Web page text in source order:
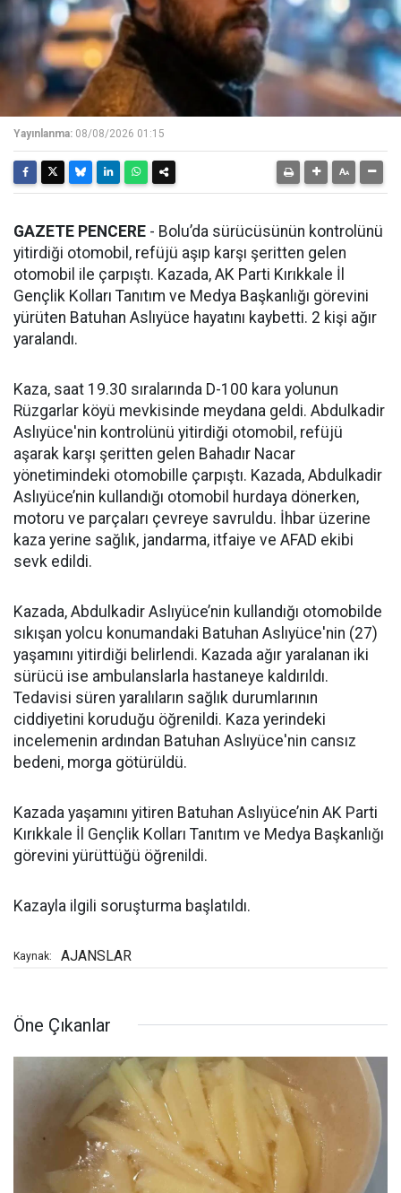
Yayınlanma: 08/08/2026 01:15
GAZETE PENCERE - Bolu’da sürücüsünün kontrolünü
yitirdiği otomobil, refüjü aşıp karşı şeritten gelen
otomobil ile çarpıştı. Kazada, AK Parti Kırıkkale İl
Gençlik Kolları Tanıtım ve Medya Başkanlığı görevini
yürüten Batuhan Aslıyüce hayatını kaybetti. 2 kişi ağır
yaralandı.
Kaza, saat 19.30 sıralarında D-100 kara yolunun
Rüzgarlar köyü mevkisinde meydana geldi. Abdulkadir
Aslıyüce'nin kontrolünü yitirdiği otomobil, refüjü
aşarak karşı şeritten gelen Bahadır Nacar
yönetimindeki otomobille çarpıştı. Kazada, Abdulkadir
Aslıyüce’nin kullandığı otomobil hurdaya dönerken,
motoru ve parçaları çevreye savruldu. İhbar üzerine
kaza yerine sağlık, jandarma, itfaiye ve AFAD ekibi
sevk edildi.
Kazada, Abdulkadir Aslıyüce’nin kullandığı otomobilde
sıkışan yolcu konumandaki Batuhan Aslıyüce'nin (27)
yaşamını yitirdiği belirlendi. Kazada ağır yaralanan iki
sürücü ise ambulanslarla hastaneye kaldırıldı.
Tedavisi süren yaralıların sağlık durumlarının
ciddiyetini koruduğu öğrenildi. Kaza yerindeki
incelemenin ardından Batuhan Aslıyüce'nin cansız
bedeni, morga götürüldü.
Kazada yaşamını yitiren Batuhan Aslıyüce’nin AK Parti
Kırıkkale İl Gençlik Kolları Tanıtım ve Medya Başkanlığı
görevini yürüttüğü öğrenildi.
Kazayla ilgili soruşturma başlatıldı.
Kaynak: AJANSLAR
Öne Çıkanlar